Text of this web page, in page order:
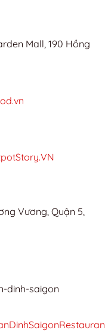
Mall, 190 Hồng
Vương, Quận 5,
dinh-saigon